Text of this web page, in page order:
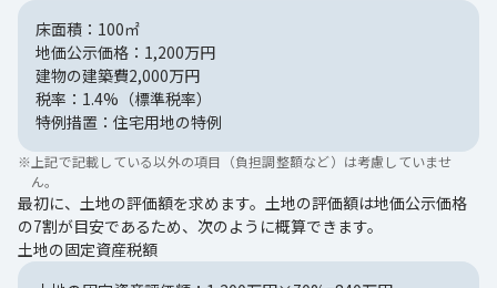
床面積：100㎡
地価公示価格：1,200万円
建物の建築費2,000万円
税率：1.4%（標準税率）
特例措置：住宅用地の特例
※ 上記で記載している以外の項目（負担調整額など）は考慮していませ
ん。
最初に、土地の評価額を求めます。土地の評価額は地価公示価格
の7割が目安であるため、次のように概算できます。
土地の固定資産税額